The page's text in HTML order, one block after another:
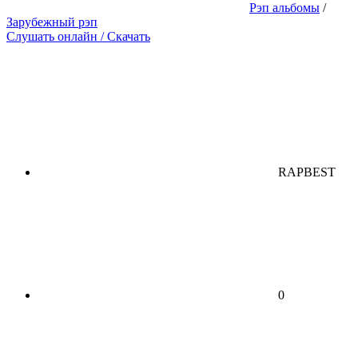
Рэп альбомы /
Зарубежный рэп
Слушать онлайн / Скачать
RAPBEST
0